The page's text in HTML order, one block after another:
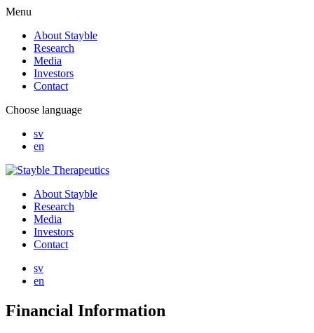
Menu
About Stayble
Research
Media
Investors
Contact
Choose language
sv
en
About Stayble
Research
Media
Investors
Contact
sv
en
Financial Information